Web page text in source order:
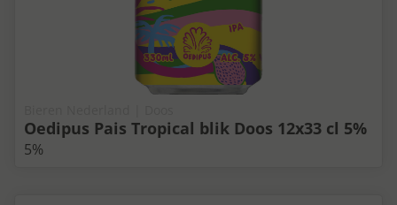
Oedipus Pais Tropical blik Doos 12x33 cl 5%
5%